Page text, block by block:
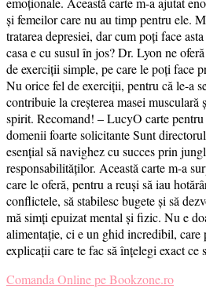
și femeilor care nu au timp pentru ele.
tratarea depresiei, dar cum poți face
casa e cu susul în jos? Dr. Lyon ne
de exerciții simple, pe care le poți face
Nu orice fel de exerciții, pentru că le-a
contribuie la creșterea masei musculară
spirit. Recomand! – LucyO carte
domenii foarte solicitante Sunt
esențial să navighez cu succes prin
responsabilităților. Această carte m-a
care le oferă, pentru a reuși să iau
conflictele, să stabilesc bugete și să
mă simți epuizat mental și fizic. Nu e
alimentație, ci e un ghid incredibil, care
explicații care te fac să înțelegi exact ce
Comanda Online pe Bookzone.ro